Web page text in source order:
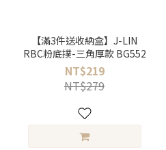
【滿3件送收納盒】J-LIN
RBC粉底撲-三角厚款 BG552
NT$219
NT$279